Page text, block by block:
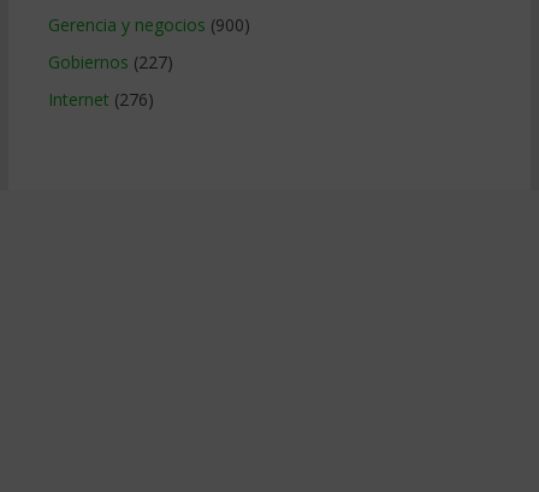
Gerencia y negocios (900)
Gobiernos (227)
Internet (276)